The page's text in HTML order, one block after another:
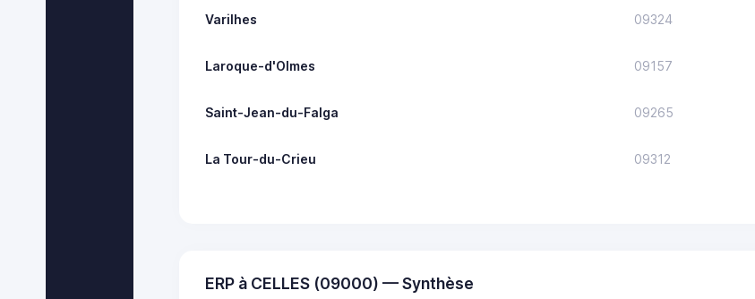
Varilhes 09324
Laroque-d'Olmes 09157
Saint-Jean-du-Falga 09265
La Tour-du-Crieu 09312
ERP à CELLES (09000) — Synthèse